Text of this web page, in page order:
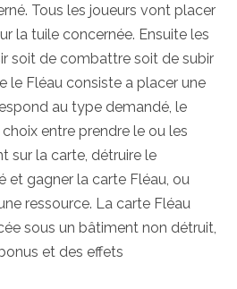
Tous les joueurs vont placer
la tuile concernée. Ensuite les
soit de combattre soit de subir
le Fléau consiste a placer une
au type demandé, le
entre prendre le ou les
sur la carte, détruire le
et gagner la carte Fléau, ou
ressource. La carte Fléau
sous un bâtiment non détruit,
et des effets